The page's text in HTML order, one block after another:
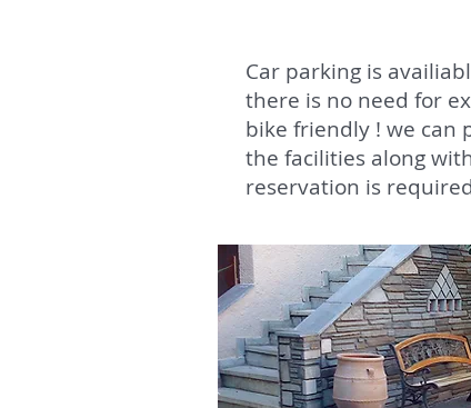
Car parking is
there is no need for
bike friendly ! we can
the facilities along
reservation is